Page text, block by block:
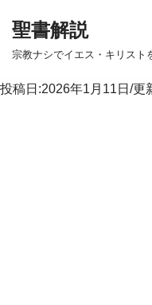
テ
聖書解説
宗教ナシでイエス・キリスト
投稿日:2026年1月11日/更